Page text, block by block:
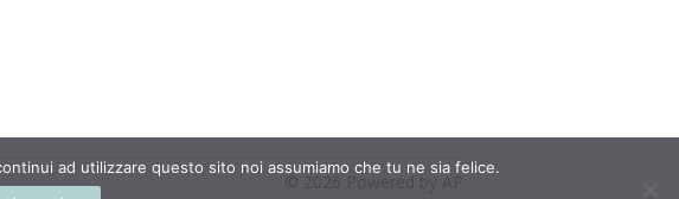
© 2026 Powered by AP
ad utilizzare questo sito noi assumiamo che tu ne sia felice.